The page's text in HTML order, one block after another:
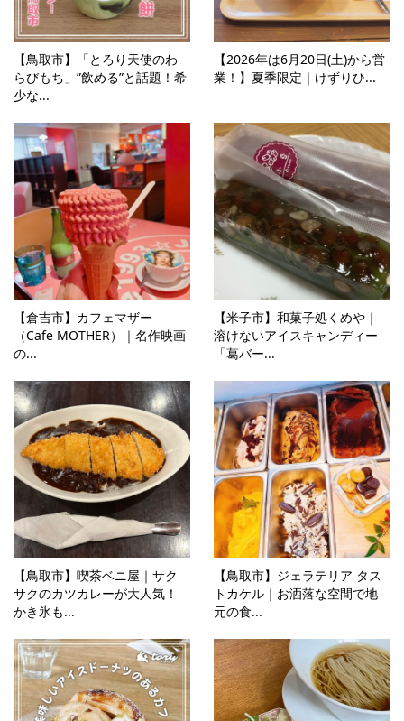
【鳥取市】「とろり天使のわ
らびもち」”飲める”と話題！希
少な...
【2026年は6月20日(土)から営
業！】夏季限定｜けずりひ...
【倉吉市】カフェマザー
（Cafe MOTHER）｜名作映画
の...
【米子市】和菓子処くめや｜
溶けないアイスキャンディー
「葛バー...
【鳥取市】喫茶ベニ屋｜サク
サクのカツカレーが大人気！
かき氷も...
【鳥取市】ジェラテリア タス
トカケル｜お洒落な空間で地
元の食...